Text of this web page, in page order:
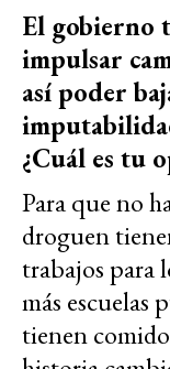
El gobierno
impulsar
así poder
¿Cuál es tu
Para que no
droguen
trabajos para
más escuelas
tienen